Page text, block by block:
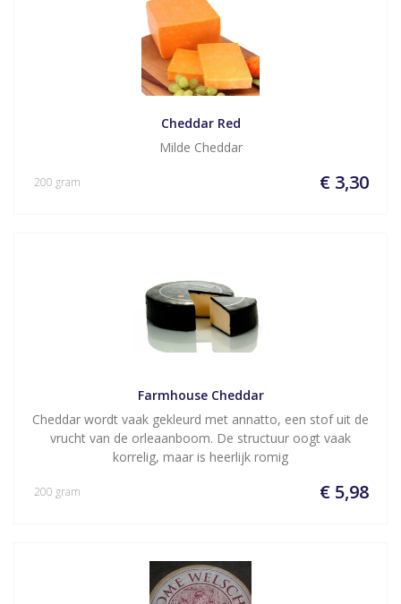
Cheddar Red
Milde Cheddar
€ 3,30
200 gram
Farmhouse Cheddar
Cheddar wordt vaak gekleurd met annatto, een stof uit de
vrucht van de orleaanboom. De structuur oogt vaak
korrelig, maar is heerlijk romig
€ 5,98
200 gram